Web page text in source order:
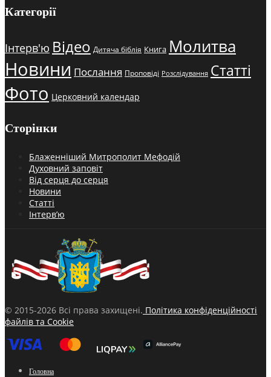
Категорії
Інтерв'ю Відео Дитяча біблія Книга Молитва
Новини Послання Проповіді Розслідування Статті
Фото Церковний календар
Сторінки
Блаженніший Митрополит Мефодій
Духовний заповіт
Від серця до серця
Новини
Статті
Інтерв’ю
© 2015-2026 Всі права захищені. Політика конфіденційності
файлів та Cookie
Головна